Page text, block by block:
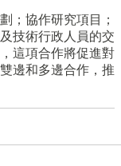
；協作研究項目；
技術行政人員的交
這項合作將促進對
邊和多邊合作，推